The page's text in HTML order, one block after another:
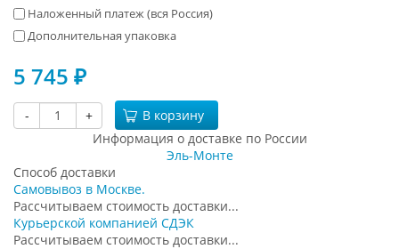
Наложенный платеж (вся Россия)
Дополнительная упаковка
5 745 ₽
- +
В корзину
Информация о доставке по России
Эль-Монте
Способ доставки
Самовывоз в Москве.
Рассчитываем стоимость доставки...
Курьерской компанией СДЭК
Рассчитываем стоимость доставки...